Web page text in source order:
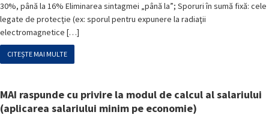
30%, până la 16% Eliminarea sintagmei „până la”; Sporuri în sumă fixă: cele
legate de protecţie (ex: sporul pentru expunere la radiaţii
electromagnetice […]
CITEȘTE MAI MULTE
MAI raspunde cu privire la modul de calcul al salariului
(aplicarea salariului minim pe economie)